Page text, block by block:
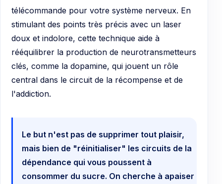
télécommande pour votre système nerveux. En
stimulant des points très précis avec un laser
doux et indolore, cette technique aide à
rééquilibrer la production de neurotransmetteurs
clés, comme la dopamine, qui jouent un rôle
central dans le circuit de la récompense et de
l'addiction.
Le but n'est pas de supprimer tout plaisir,
mais bien de "réinitialiser" les circuits de la
dépendance qui vous poussent à
consommer du sucre. On cherche à apaiser